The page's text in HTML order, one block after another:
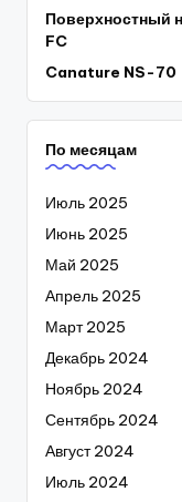
Поверхностный
FC
Canature NS-70
По месяцам
Июль 2025
Июнь 2025
Май 2025
Апрель 2025
Март 2025
Декабрь 2024
Ноябрь 2024
Сентябрь 2024
Август 2024
Июль 2024